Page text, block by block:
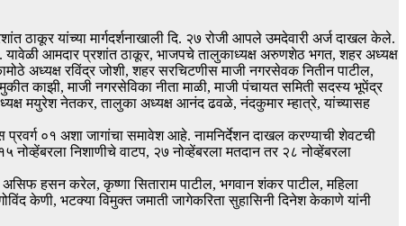
ठाकूर यांच्या मार्गदर्शनाखाली दि. २७ रोजी आपले उमदेवारी अर्ज दाखल केले.
यावेळी आमदार प्रशांत ठाकूर, भाजपचे तालुकाध्यक्ष अरुणशेठ भगत, शहर अध्यक्ष
अध्यक्ष रविंद्र जोशी, शहर सरचिटणीस माजी नगरसेवक नितीन पाटील,
काझी, माजी नगरसेविका नीता माळी, माजी पंचायत समिती सदस्य भूपेंद्र
मयुरेश नेतकर, तालुका अध्यक्ष आनंद ढवळे, नंदकुमार म्हात्रे, यांच्यासह
०१ अशा जागांचा समावेश आहे. नामनिर्देशन दाखल करण्याची शेवटची
निशाणीचे वाटप, २७ नोव्हेंबरला मतदान तर २८ नोव्हेंबरला
हसन करेल, कृष्णा सिताराम पाटील, भगवान शंकर पाटील, महिला
केणी, भटक्या विमुक्त जमाती जागेकरिता सुहासिनी दिनेश केकाणे यांनी